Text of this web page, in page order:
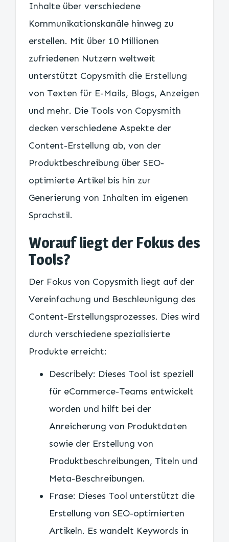
Inhalte über verschiedene
Kommunikationskanäle hinweg zu
erstellen. Mit über 10 Millionen
zufriedenen Nutzern weltweit
unterstützt Copysmith die Erstellung
von Texten für E-Mails, Blogs, Anzeigen
und mehr. Die Tools von Copysmith
decken verschiedene Aspekte der
Content-Erstellung ab, von der
Produktbeschreibung über SEO-
optimierte Artikel bis hin zur
Generierung von Inhalten im eigenen
Sprachstil.
Worauf liegt der Fokus des
Tools?
Der Fokus von Copysmith liegt auf der
Vereinfachung und Beschleunigung des
Content-Erstellungsprozesses. Dies wird
durch verschiedene spezialisierte
Produkte erreicht:
Describely: Dieses Tool ist speziell
für eCommerce-Teams entwickelt
worden und hilft bei der
Anreicherung von Produktdaten
sowie der Erstellung von
Produktbeschreibungen, Titeln und
Meta-Beschreibungen.
Frase: Dieses Tool unterstützt die
Erstellung von SEO-optimierten
Artikeln. Es wandelt Keywords in